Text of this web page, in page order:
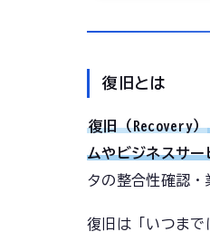
復旧とは
復旧（Recovery）
ムやビジネスサー
タの整合性確認・
復旧は「いつまで